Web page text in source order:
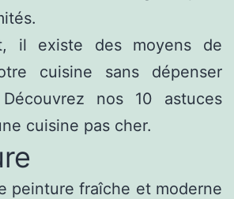
il existe des moyens de
cuisine sans dépenser
nos 10 astuces
cuisine pas cher.
peinture fraîche et moderne